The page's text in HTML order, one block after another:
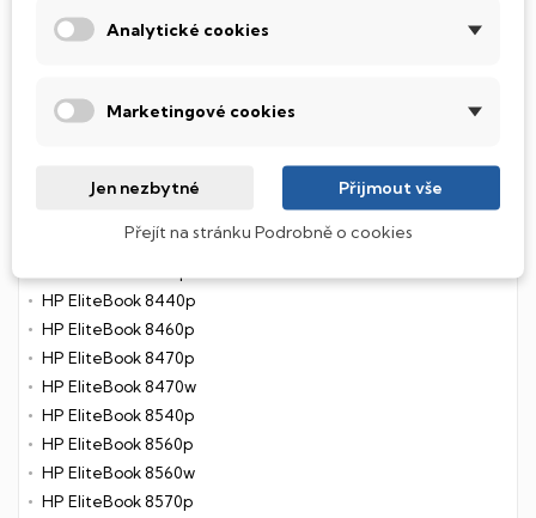
1x port stojanu pro monitor
HP EliteBook 8440p
HP EliteBook 8460p
HP EliteBook 8470p
HP EliteBook 8470w
HP EliteBook 8540p
HP EliteBook 8560p
HP EliteBook 8560w
HP EliteBook 8570p
Analytické cookies
Marketingové cookies
Jen nezbytné Přijmout vše
Přejít na stránku Podrobně o cookies